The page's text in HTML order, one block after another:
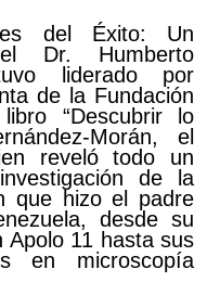
del Éxito: Un
Dr. Humberto
liderado por
de la Fundación
“Descubrir lo
Morán, el
reveló todo un
de la
que hizo el padre
desde su
Apolo 11 hasta sus
en microscopía